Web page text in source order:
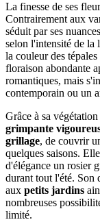
La finesse de ses
Contrairement aux
séduit par ses
selon l'intensité de la
la couleur des
floraison abondante
romantiques, mais
contemporain ou un
Grâce à sa
grimpante
grillage, de couvrir
quelques saisons.
d'élégance un rosier
durant tout l'été. Son
aux petits jardins
nombreuses
limité.